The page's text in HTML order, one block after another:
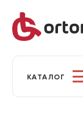
КАТАЛОГ